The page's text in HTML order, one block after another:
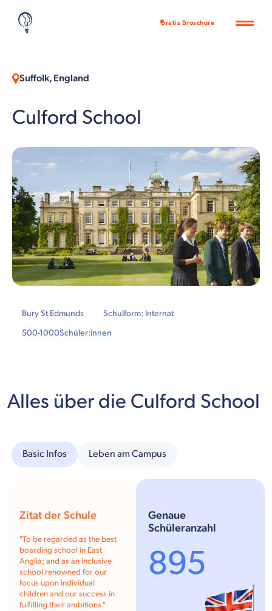
Gratis Broschüre
Suffolk, England
Culford School
Bury St Edmunds
Schulform: Internat
500-1000Schüler:innen
Alles über die Culford School
Basic Infos Leben am Campus
Zitat der Schule
"To be regarded as the best
boarding school in East
Anglia; and as an inclusive
school renowned for our
focus upon individual
children and our success in
fulfilling their ambitions."
Genaue
Schüleranzahl
895